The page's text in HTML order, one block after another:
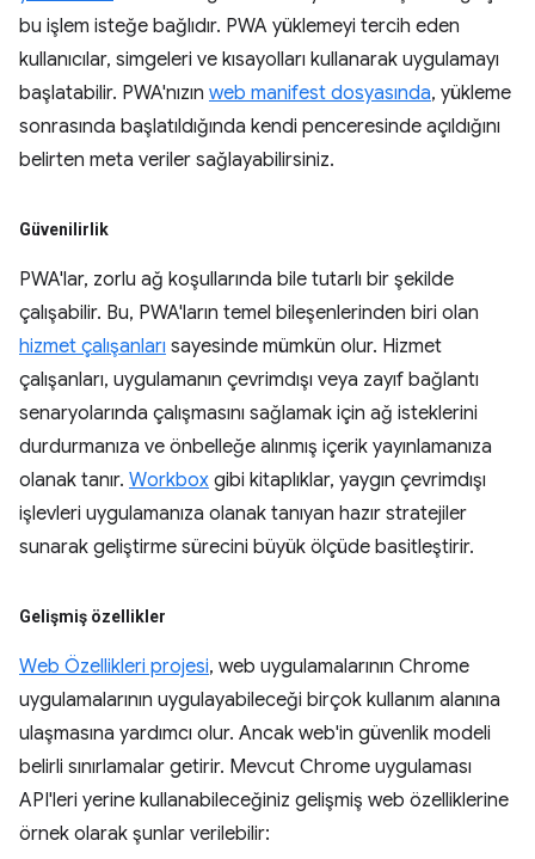
bu işlem isteğe bağlıdır. PWA yüklemeyi tercih eden
kullanıcılar, simgeleri ve kısayolları kullanarak uygulamayı
başlatabilir. PWA'nızın web manifest dosyasında, yükleme
sonrasında başlatıldığında kendi penceresinde açıldığını
belirten meta veriler sağlayabilirsiniz.
Güvenilirlik
PWA'lar, zorlu ağ koşullarında bile tutarlı bir şekilde
çalışabilir. Bu, PWA'ların temel bileşenlerinden biri olan
hizmet çalışanları sayesinde mümkün olur. Hizmet
çalışanları, uygulamanın çevrimdışı veya zayıf bağlantı
senaryolarında çalışmasını sağlamak için ağ isteklerini
durdurmanıza ve önbelleğe alınmış içerik yayınlamanıza
olanak tanır. Workbox gibi kitaplıklar, yaygın çevrimdışı
işlevleri uygulamanıza olanak tanıyan hazır stratejiler
sunarak geliştirme sürecini büyük ölçüde basitleştirir.
Gelişmiş özellikler
Web Özellikleri projesi, web uygulamalarının Chrome
uygulamalarının uygulayabileceği birçok kullanım alanına
ulaşmasına yardımcı olur. Ancak web'in güvenlik modeli
belirli sınırlamalar getirir. Mevcut Chrome uygulaması
API'leri yerine kullanabileceğiniz gelişmiş web özelliklerine
örnek olarak şunlar verilebilir: